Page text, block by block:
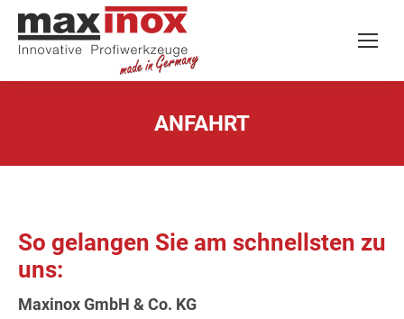
ANFAHRT
So gelangen Sie am schnellsten zu
uns:
Maxinox GmbH & Co. KG